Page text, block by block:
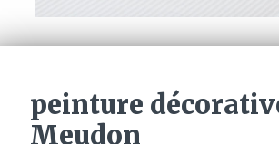
peinture
Meudon